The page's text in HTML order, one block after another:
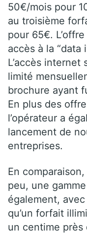
50€/mois pour
au troisième
pour 65€.
accès à la “data
L’accès internet
limité
brochure ayant
En plus des
l’opérateur a
lancement de
entreprises.
En
peu, une
également,
qu’un forfait
un centime